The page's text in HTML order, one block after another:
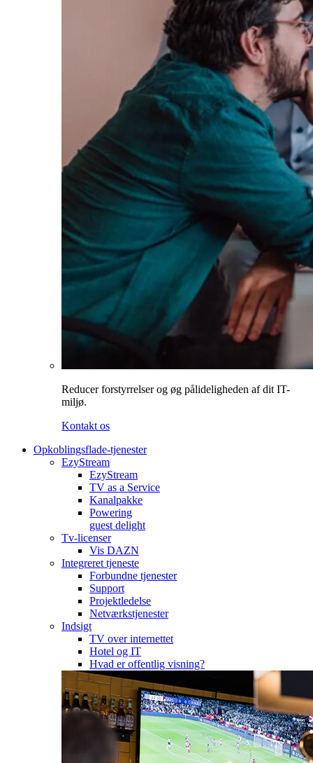
Reducer forstyrrelser og øg pålideligheden af dit IT-
miljø.
Kontakt os
Opkoblingsflade-tjenester
EzyStream
EzyStream
TV as a Service
Kanalpakke
Powering
guest delight
Tv-licenser
Vis DAZN
Integreret tjeneste
Forbundne tjenester
Support
Projektledelse
Netværkstjenester
Indsigt
TV over internettet
Hotel og IT
Hvad er offentlig visning?